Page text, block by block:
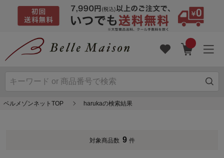
ベルメゾンネットTOP harukaの検索結果
対象商品数 9 件